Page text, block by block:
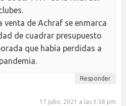
venta de Achraf se enmarca
de cuadrar presupuesto
que había perdidas a
Responder
17 julio, 2021 a las 3:58 pm